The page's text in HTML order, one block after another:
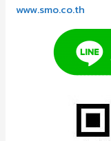
www.smo.co.th